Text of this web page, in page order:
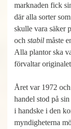
marknaden fick
där alla sorter
skulle vara säker
och stabil måste
Alla plantor ska
förvaltar
Året var 1972
handel stod på
i handske i den
myndigheterna